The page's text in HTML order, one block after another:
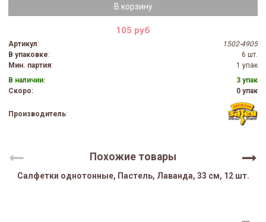
В корзину
105 руб
Артикул:
1502-4905
В упаковке:
6 шт.
Мин. партия:
1 упак
В наличии:
3 упак
Скоро:
0 упак
Производитель:
Похожие товары
Салфетки однотонные, Пастель, Лаванда, 33 см, 12 шт.